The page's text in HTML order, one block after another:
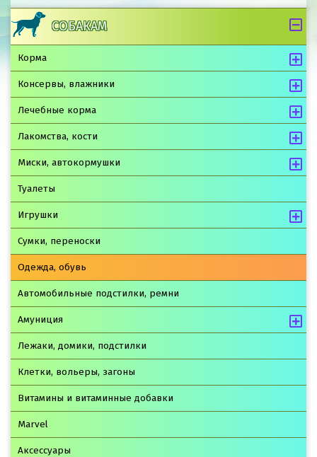
СОБАКАМ
Корма
Консервы, влажники
Лечебные корма
Лакомства, кости
Миски, автокормушки
Туалеты
Игрушки
Сумки, переноски
Одежда, обувь
Автомобильные подстилки, ремни
Амуниция
Лежаки, домики, подстилки
Клетки, вольеры, загоны
Витамины и витаминные добавки
Marvel
Аксессуары